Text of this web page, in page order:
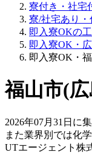
寮付き・社宅
寮/社宅あり・
即入寮OKの
即入寮OK・
即入寮OK・
福山市(
2026年07月31日に
また業界別では化
UTエージェント株